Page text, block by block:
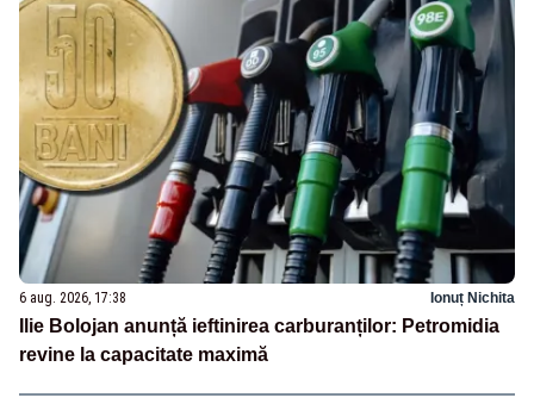
6 aug. 2026, 17:38 Ionuț Nichita
Ilie Bolojan anunță ieftinirea carburanților: Petromidia
revine la capacitate maximă